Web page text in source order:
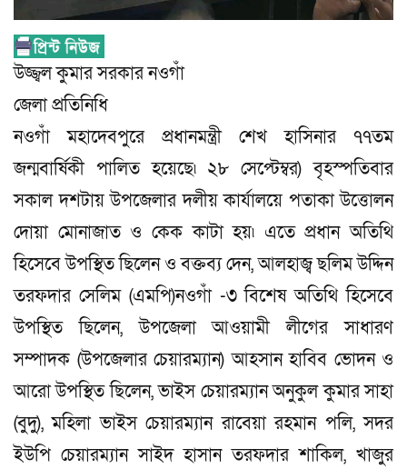
উজ্জ্বল কুমার সরকার নওগাঁ
জেলা প্রতিনিধি
নওগাঁ মহাদেবপুরে প্রধানমন্ত্রী শেখ হাসিনার ৭৭তম
জন্মবার্ষিকী পালিত হয়েছে৷ ২৮ সেপ্টেম্বর) বৃহস্পতিবার
সকাল দশটায় উপজেলার দলীয় কার্যালয়ে পতাকা উত্তোলন
দোয়া মোনাজাত ও কেক কাটা হয়৷ এতে প্রধান অতিথি
হিসেবে উপস্থিত ছিলেন ও বক্তব্য দেন, আলহাজ্ব ছলিম উদ্দিন
তরফদার সেলিম (এমপি)নওগাঁ -৩ বিশেষ অতিথি হিসেবে
উপস্থিত ছিলেন, উপজেলা আওয়ামী লীগের সাধারণ
সম্পাদক (উপজেলার চেয়ারম্যান) আহসান হাবিব ভোদন ও
আরো উপস্থিত ছিলেন, ভাইস চেয়ারম্যান অনুকুল কুমার সাহা
(বুদু), মহিলা ভাইস চেয়ারম্যান রাবেয়া রহমান পলি, সদর
ইউপি চেয়ারম্যান সাইদ হাসান তরফদার শাকিল, খাজুর